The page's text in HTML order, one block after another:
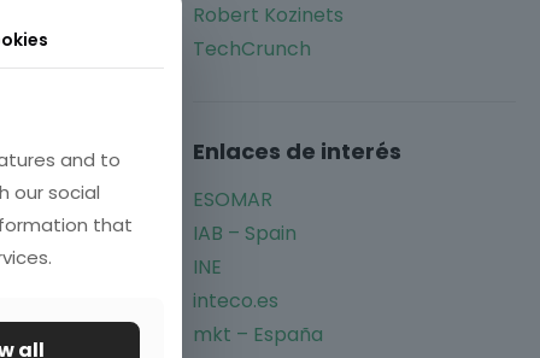
Robert Kozinets
TechCrunch
Enlaces de interés
ESOMAR
IAB – Spain
INE
inteco.es
mkt – España
and to
our social
that
all